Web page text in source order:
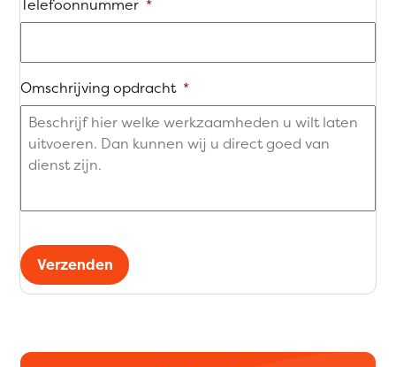
Telefoonnummer *
Omschrijving opdracht *
Verzenden